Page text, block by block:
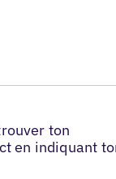
ton
en indiquant